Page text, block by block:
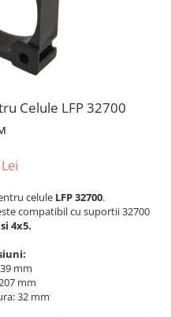
Celule LFP 32700
celule LFP 32700.
compatibil cu suportii 32700
4x5.
mm
mm
32 mm